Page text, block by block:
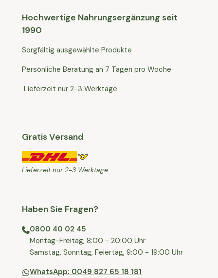
Hochwertige Nahrungsergänzung seit
1990
Sorgfältig ausgewählte Produkte
Persönliche Beratung an 7 Tagen pro Woche
Lieferzeit nur 2-3 Werktage
Gratis Versand
Lieferzeit nur 2-3 Werktage
Haben Sie Fragen?
0800 40 02 45
⁠Montag-Freitag, 8:00 - 20:00 Uhr
⁠Samstag, Sonntag, Feiertag, 9:00 - 19:00 Uhr
WhatsApp: 0049 827 65 18 181